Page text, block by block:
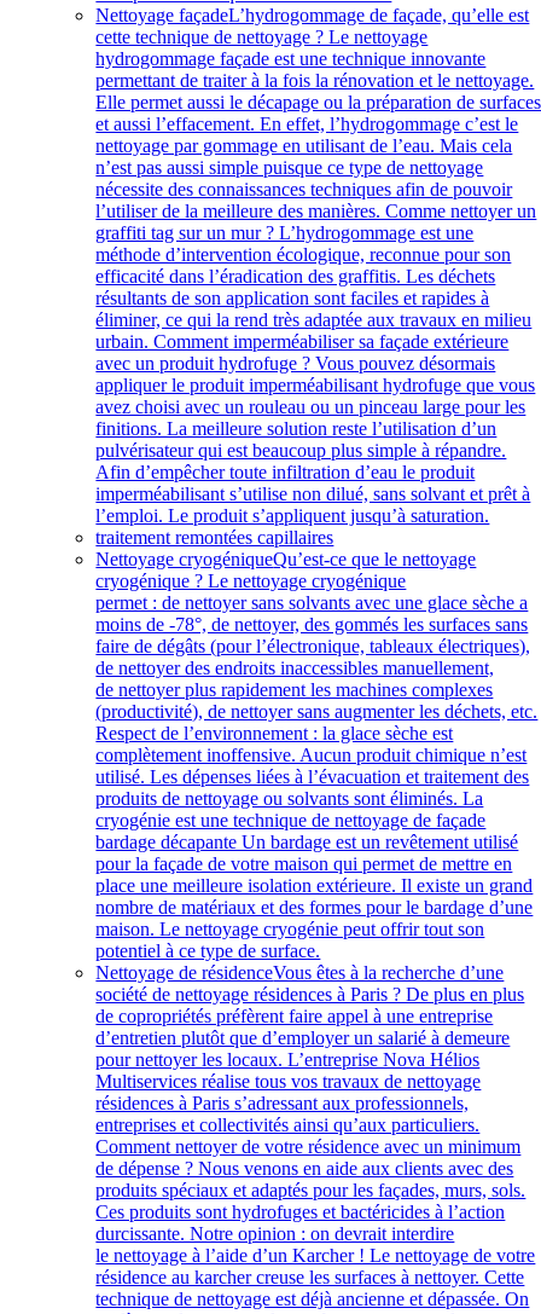
Nettoyage façadeL’hydrogommage de façade, qu’elle est
cette technique de nettoyage ? Le nettoyage
hydrogommage façade est une technique innovante
permettant de traiter à la fois la rénovation et le nettoyage.
Elle permet aussi le décapage ou la préparation de surfaces
et aussi l’effacement. En effet, l’hydrogommage c’est le
nettoyage par gommage en utilisant de l’eau. Mais cela
n’est pas aussi simple puisque ce type de nettoyage
nécessite des connaissances techniques afin de pouvoir
l’utiliser de la meilleure des manières. Comme nettoyer un
graffiti tag sur un mur ? L’hydrogommage est une
méthode d’intervention écologique, reconnue pour son
efficacité dans l’éradication des graffitis. Les déchets
résultants de son application sont faciles et rapides à
éliminer, ce qui la rend très adaptée aux travaux en milieu
urbain. Comment imperméabiliser sa façade extérieure
avec un produit hydrofuge ? Vous pouvez désormais
appliquer le produit imperméabilisant hydrofuge que vous
avez choisi avec un rouleau ou un pinceau large pour les
finitions. La meilleure solution reste l’utilisation d’un
pulvérisateur qui est beaucoup plus simple à répandre.
Afin d’empêcher toute infiltration d’eau le produit
imperméabilisant s’utilise non dilué, sans solvant et prêt à
l’emploi. Le produit s’appliquent jusqu’à saturation.
traitement remontées capillaires
Nettoyage cryogéniqueQu’est-ce que le nettoyage
cryogénique ? Le nettoyage cryogénique
permet : de nettoyer sans solvants avec une glace sèche a
moins de -78°, de nettoyer, des gommés les surfaces sans
faire de dégâts (pour l’électronique, tableaux électriques),
de nettoyer des endroits inaccessibles manuellement,
de nettoyer plus rapidement les machines complexes
(productivité), de nettoyer sans augmenter les déchets, etc.
Respect de l’environnement : la glace sèche est
complètement inoffensive. Aucun produit chimique n’est
utilisé. Les dépenses liées à l’évacuation et traitement des
produits de nettoyage ou solvants sont éliminés. La
cryogénie est une technique de nettoyage de façade
bardage décapante Un bardage est un revêtement utilisé
pour la façade de votre maison qui permet de mettre en
place une meilleure isolation extérieure. Il existe un grand
nombre de matériaux et des formes pour le bardage d’une
maison. Le nettoyage cryogénie peut offrir tout son
potentiel à ce type de surface.
Nettoyage de résidenceVous êtes à la recherche d’une
société de nettoyage résidences à Paris ? De plus en plus
de copropriétés préfèrent faire appel à une entreprise
d’entretien plutôt que d’employer un salarié à demeure
pour nettoyer les locaux. L’entreprise Nova Hélios
Multiservices réalise tous vos travaux de nettoyage
résidences à Paris s’adressant aux professionnels,
entreprises et collectivités ainsi qu’aux particuliers.
Comment nettoyer de votre résidence avec un minimum
de dépense ? Nous venons en aide aux clients avec des
produits spéciaux et adaptés pour les façades, murs, sols.
Ces produits sont hydrofuges et bactéricides à l’action
durcissante. Notre opinion : on devrait interdire
le nettoyage à l’aide d’un Karcher ! Le nettoyage de votre
résidence au karcher creuse les surfaces à nettoyer. Cette
technique de nettoyage est déjà ancienne et dépassée. On